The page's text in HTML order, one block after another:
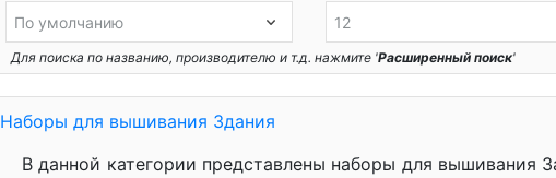
Для поиска по названию, производителю и т.д. нажмите 'Расширенный поиск'
Наборы для вышивания Здания
В данной категории представлены наборы для вышивания